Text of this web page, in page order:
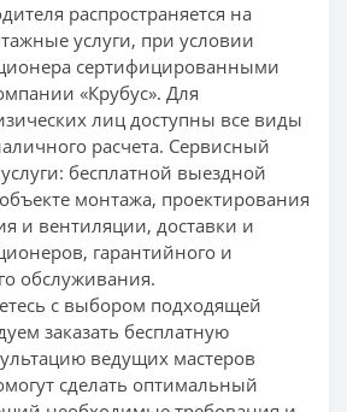
распространяется на
услуги, при условии
сертифицированными
«Крубус». Для
лиц доступны все виды
расчета. Сервисный
бесплатной выездной
монтажа, проектирования
и вентиляции, доставки и
гарантийного и
обслуживания.
с выбором подходящей
заказать бесплатную
ведущих мастеров
сделать оптимальный